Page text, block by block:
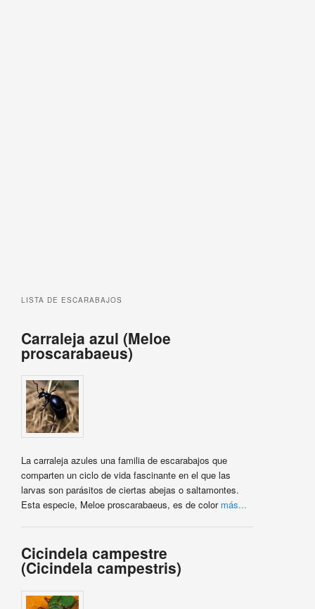
LISTA DE ESCARABAJOS
Carraleja azul (Meloe
proscarabaeus)
La carraleja azules una familia de escarabajos que
comparten un ciclo de vida fascinante en el que las
larvas son parásitos de ciertas abejas o saltamontes.
Esta especie, Meloe proscarabaeus, es de color más...
Cicindela campestre
(Cicindela campestris)